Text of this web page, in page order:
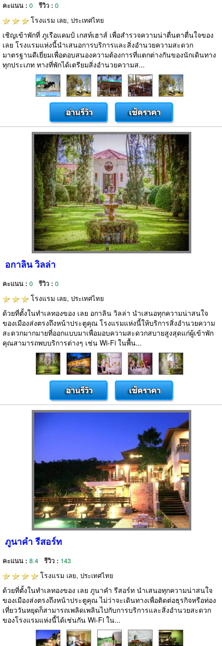
คะแนน : 0 รีวิว : 0
โรงแรม เลย, ประเทศไทย
เชิญเข้าพักที่ ภูเรือแคมป์ เกสท์เฮาส์ เพื่อสำรวจความน่าตื่นตาตื่นใจของ
เลย โรงแรมแห่งนี้นำเสนอการบริการและสิ่งอำนวยความสะดวก
มาตรฐานดีเยี่ยมเพื่อตอบสนองความต้องการที่แตกต่างกันของนักเดินทาง
ทุกประเภท ทางที่พักได้เตรียมสิ่งอำนวยความส...
อกาลิน วิลล่า
คะแนน : 0 รีวิว : 0
โรงแรม เลย, ประเทศไทย
ด้วยที่ตั้งในทำเลทองของ เลย อกาลิน วิลล่า นำเสนอทุกความน่าสนใจ
ของเมืองส่งตรงถึงหน้าประตูคุณ โรงแรมแห่งนี้ให้บริการสิ่งอำนวยความ
สะดวกมากมายที่ออกแบบมาเพื่อมอบความสะดวกสบายสูงสุดแก่ผู้เข้าพัก
คุณสามารถพบบริการต่างๆ เช่น Wi-Fi ในพื้น...
ภูนาคำ รีสอร์ท
คะแนน : 8.4 รีวิว : 143
โรงแรม เลย, ประเทศไทย
ด้วยที่ตั้งในทำเลทองของ เลย ภูนาคำ รีสอร์ท นำเสนอทุกความน่าสนใจ
ของเมืองส่งตรงถึงหน้าประตูคุณ ไม่ว่าจะเดินทางเพื่อติดต่อธุรกิจหรือท่อง
เที่ยววันหยุดก็สามารถเพลิดเพลินไปกับการบริการและสิ่งอำนวยสะดวก
ของโรงแรมแห่งนี้ได้เช่นกัน Wi-Fi ใน...